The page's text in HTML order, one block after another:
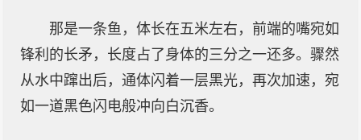
那是一条鱼，体长在五米左右，前端的嘴宛如
锋利的长矛，长度占了身体的三分之一还多。骤然
从水中蹿出后，通体闪着一层黑光，再次加速，宛
如一道黑色闪电般冲向白沉香。